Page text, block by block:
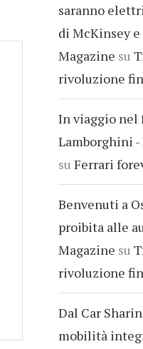
saranno
di McKinsey e
Magazine su
rivoluzione
In viaggio nel
Lamborghini -
su Ferrari
Benvenuti a
proibita alle
Magazine su
rivoluzione
Dal Car
mobilità